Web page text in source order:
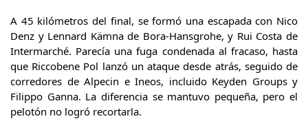
A 45 kilómetros del final, se formó una escapada con Nico
Denz y Lennard Kämna de Bora-Hansgrohe, y Rui Costa de
Intermarché. Parecía una fuga condenada al fracaso, hasta
que Riccobene Pol lanzó un ataque desde atrás, seguido de
corredores de Alpecin e Ineos, incluido Keyden Groups y
Filippo Ganna. La diferencia se mantuvo pequeña, pero el
pelotón no logró recortarla.